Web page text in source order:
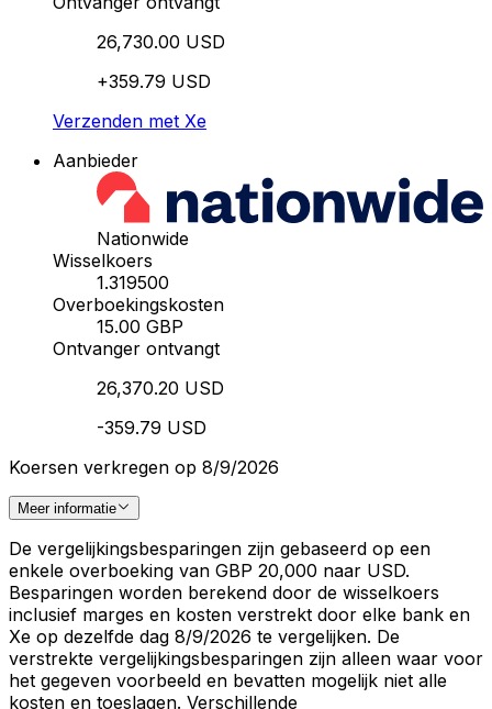
26,730.00 USD
+359.79 USD
Verzenden met Xe
Aanbieder
Nationwide
Wisselkoers
1.319500
Overboekingskosten
15.00 GBP
Ontvanger ontvangt
26,370.20 USD
-359.79 USD
Koersen verkregen op 8/9/2026
Meer informatie
De vergelijkingsbesparingen zijn gebaseerd op een
enkele overboeking van GBP 20,000 naar USD.
Besparingen worden berekend door de wisselkoers
inclusief marges en kosten verstrekt door elke bank en
Xe op dezelfde dag 8/9/2026 te vergelijken. De
verstrekte vergelijkingsbesparingen zijn alleen waar voor
het gegeven voorbeeld en bevatten mogelijk niet alle
kosten en toeslagen. Verschillende